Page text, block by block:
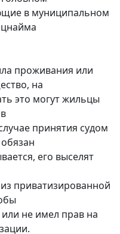
в муниципальном
проживания или
на
это могут жильцы
принятия судом
его выселят
приватизированной
не имел прав на